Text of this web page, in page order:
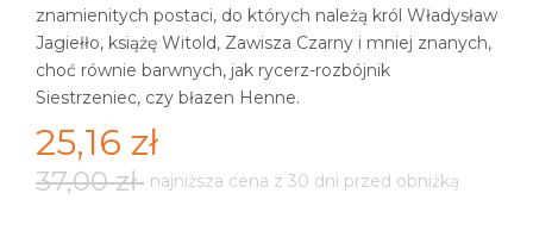
znamienitych postaci, do których należą król Władysław
Jagiełło, książę Witold, Zawisza Czarny i mniej znanych,
choć równie barwnych, jak rycerz-rozbójnik
Siestrzeniec, czy błazen Henne.
25,16 zł
37,00 zł najniższa cena z 30 dni przed obniżką